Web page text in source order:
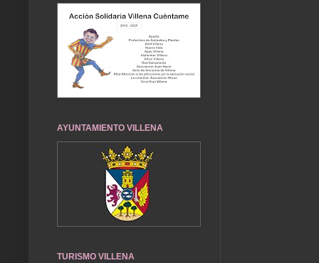
AYUNTAMIENTO VILLENA
TURISMO VILLENA